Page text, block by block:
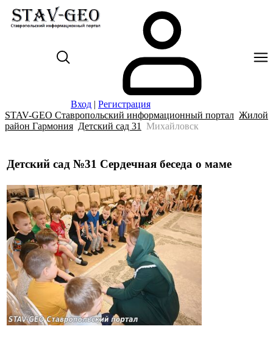
Вход | Регистрация
STAV-GEO Ставропольский информационный портал Жилой
район Гармония Детский сад 31 Михайловск
Детский сад №31 Сердечная беседа о маме